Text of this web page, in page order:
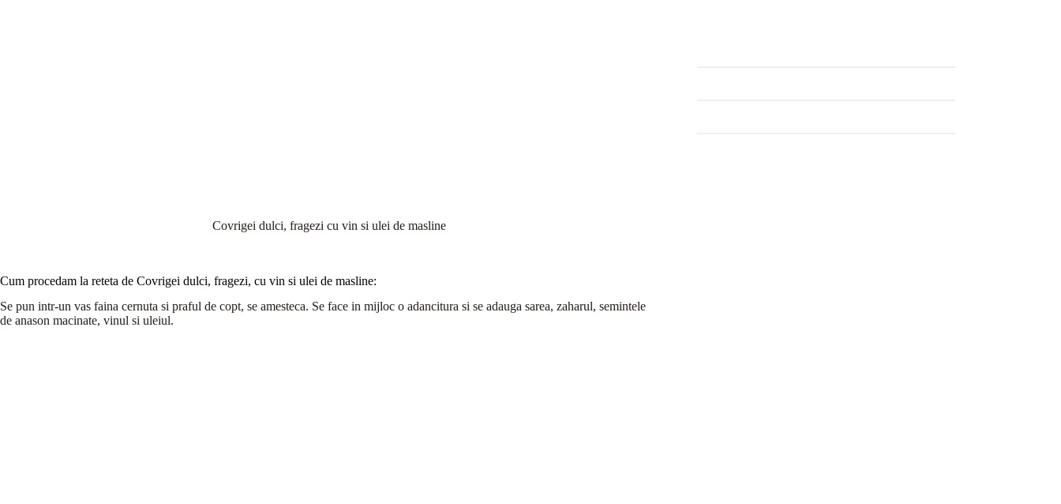
Covrigei dulci, fragezi cu vin si ulei de masline
Cum procedam la reteta de Covrigei dulci, fragezi, cu vin si ulei de masline:
Se pun intr-un vas faina cernuta si praful de copt, se amesteca. Se face in mijloc o adancitura si se adauga sarea, zaharul, semintele
de anason macinate, vinul si uleiul.